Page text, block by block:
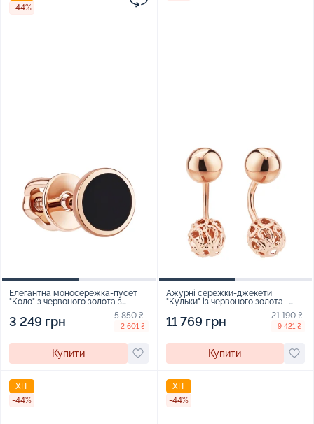
-44%
Елегантна моносережка-пусет
"Коло" з червоного золота з
3 249 грн 5 850 ₴
-2 601 ₴
Купити
Ажурні сережки-джекети
"Кульки" із червоного золота -
11 769 грн 21 190 ₴
-9 421 ₴
Купити
ХІТ
-44%
ХІТ
-44%